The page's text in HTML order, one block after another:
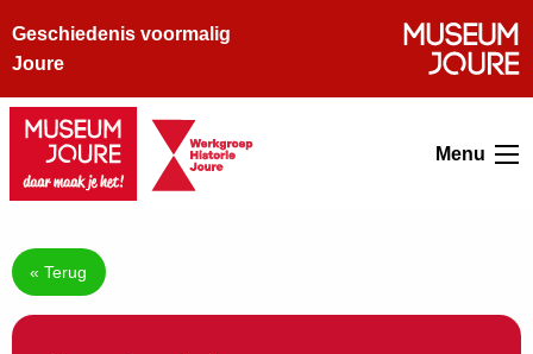
Geschiedenis voormalig
Joure
Menu
« Terug